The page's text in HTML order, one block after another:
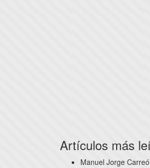
Artículos más
Manuel Jorge